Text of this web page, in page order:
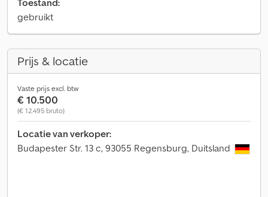
Toestand:
gebruikt
Prijs & locatie
Vaste prijs excl. btw
€ 10.500
(€ 12.495 bruto)
Locatie van verkoper:
Budapester Str. 13 c, 93055 Regensburg, Duitsland